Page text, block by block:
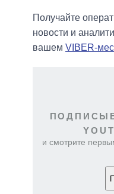
Получайте
новости и
вашем VIBER-
и смотрите